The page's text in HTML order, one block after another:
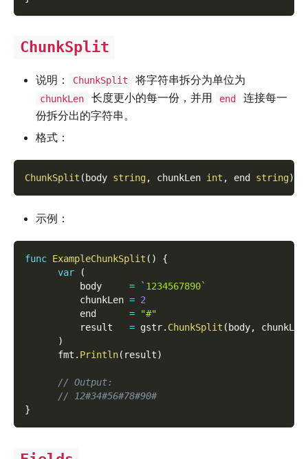
ChunkSplit
说明： ChunkSplit 将字符串拆分为单位为
chunkLen 长度更小的每一份，并用 end
连接每一
份拆分出的字符串。
格式：
ChunkSplit ( body string, chunkLen int , end string)
示例：
func ExampleChunkSplit ( )
{
var
(
          body
=
`1234567890`
          chunkLen
= 2
          end
=
"#"
          result
= gstr. ChunkSplit ( body, chunkLen
)
      fmt
. Println( result)
// Output:
// 12#34#56#78#90#
}